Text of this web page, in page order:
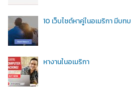
10 เว็บไซต์หาคู่ในอเมริกา มีบ
หางานในอเมริกา